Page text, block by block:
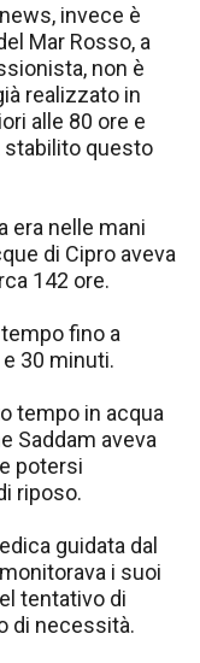
invece è
Mar Rosso, a
non è
realizzato in
alle 80 ore e
stabilito questo
era nelle mani
di Cipro aveva
142 ore.
fino a
30 minuti.
tempo in acqua
Saddam aveva
potersi
riposo.
guidata dal
i suoi
tentativo di
di necessità.